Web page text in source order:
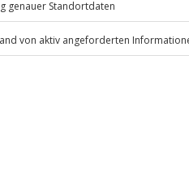
anfallen (die Kosten sind vor